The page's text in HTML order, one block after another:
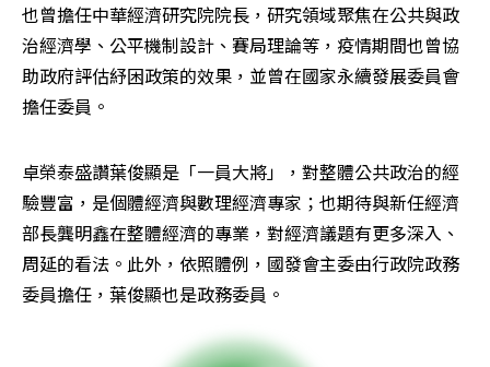
也曾擔任中華經濟研究院院長，研究領域聚焦在公共與政
治經濟學、公平機制設計、賽局理論等，疫情期間也曾協
助政府評估紓困政策的效果，並曾在國家永續發展委員會
擔任委員。
卓榮泰盛讚葉俊顯是「一員大將」，對整體公共政治的經
驗豐富，是個體經濟與數理經濟專家；也期待與新任經濟
部長龔明鑫在整體經濟的專業，對經濟議題有更多深入、
周延的看法。此外，依照體例，國發會主委由行政院政務
委員擔任，葉俊顯也是政務委員。